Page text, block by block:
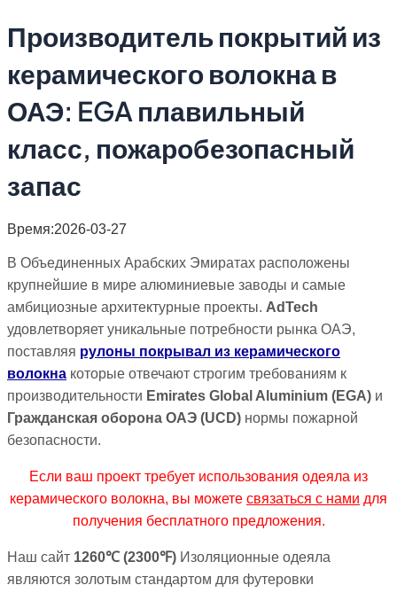
Производитель покрытий из
керамического волокна в
ОАЭ: EGA плавильный
класс, пожаробезопасный
запас
Время:2026-03-27
В Объединенных Арабских Эмиратах расположены
крупнейшие в мире алюминиевые заводы и самые
амбициозные архитектурные проекты. AdTech
удовлетворяет уникальные потребности рынка ОАЭ,
поставляя рулоны покрывал из керамического
волокна которые отвечают строгим требованиям к
производительности Emirates Global Aluminium (EGA) и
Гражданская оборона ОАЭ (UCD) нормы пожарной
безопасности.
Если ваш проект требует использования одеяла из
керамического волокна, вы можете связаться с нами для
получения бесплатного предложения.
Наш сайт 1260℃ (2300℉) Изоляционные одеяла
являются золотым стандартом для футеровки